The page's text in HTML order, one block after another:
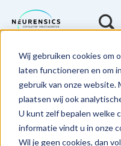
Wij gebruiken cookies om
laten functioneren en om
gebruik van onze
plaatsen wij ook
U kunt zelf bepalen welke
informatie vindt u in onze
Wil je geen cookies, dan
Expertisen
Branchen
Methoden
Webinar -Do 13 aug